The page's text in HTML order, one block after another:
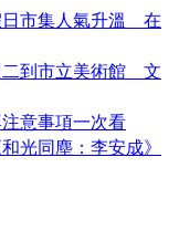
市集人氣升溫 在
到市立美術館 文
意事項一次看
光同塵：李安成》